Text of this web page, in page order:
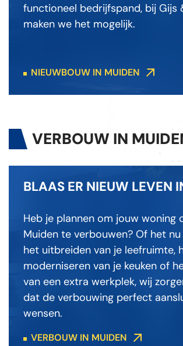
functioneel bedrijfspand, bij Gijs
maken we het mogelijk.
NIEUWBOUW IN MUIDEN
VERBOUW IN
BLAAS ER NIEUW LEVEN
Heb je plannen om jouw woning
Muiden te verbouwen? Of het
het uitbreiden van je leefruimte,
moderniseren van je keuken of
van een extra werkplek, wij
dat de verbouwing perfect
wensen.
VERBOUW IN MUIDEN